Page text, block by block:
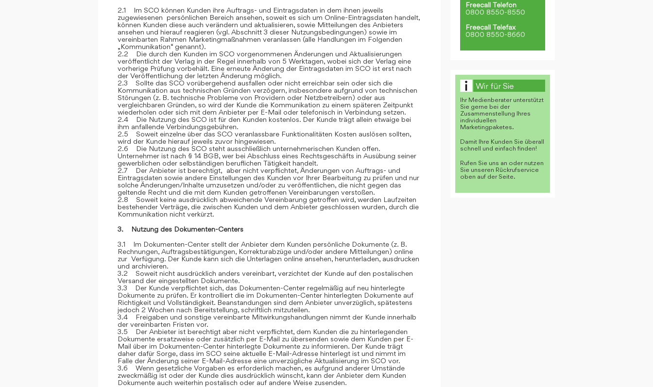
2.1 Im SCO können Kunden ihre Auftrags- und Eintragsdaten in dem ihnen jeweils
zugewiesenen persönlichen Bereich ansehen, soweit es sich um Online-Eintragsdaten handelt,
können Kunden diese auch verändern und aktualisieren, sowie Mitteilungen des Anbieters
ansehen und hierauf reagieren (vgl. Abschnitt 3 dieser Nutzungsbedingungen) sowie im
vereinbarten Rahmen Marketingmaßnahmen veranlassen (alle Handlungen im Folgenden
„Kommunikation“ genannt).
2.2 Die durch den Kunden im SCO vorgenommenen Änderungen und Aktualisierungen
veröffentlicht der Verlag in der Regel innerhalb von 5 Werktagen, wobei sich der Verlag eine
vorherige Prüfung vorbehält. Eine erneute Änderung der Eintragsdaten im SCO ist erst nach
der Veröffentlichung der letzten Änderung möglich.
2.3 Sollte das SCO vorübergehend ausfallen oder nicht erreichbar sein oder sich die
Kommunikation aus technischen Gründen verzögern, insbesondere aufgrund von technischen
Störungen (z. B. technische Probleme von Providern oder Netzbetreibern) oder aus
vergleichbaren Gründen, so wird der Kunde die Kommunikation zu einem späteren Zeitpunkt
wiederholen oder sich mit dem Anbieter per E-Mail oder telefonisch in Verbindung setzen.
2.4 Die Nutzung des SCO ist für den Kunden kostenlos. Der Kunde trägt allein etwaige bei
ihm anfallende Verbindungsgebühren.
2.5 Soweit einzelne über das SCO veranlassbare Funktionalitäten Kosten auslösen sollten,
wird der Kunde hierauf jeweils zuvor hingewiesen.
2.6 Die Nutzung des SCO steht ausschließlich unternehmerischen Kunden offen.
Unternehmer ist nach § 14 BGB, wer bei Abschluss eines Rechtsgeschäfts in Ausübung seiner
gewerblichen oder selbständigen beruflichen Tätigkeit handelt.
2.7 Der Anbieter ist berechtigt, aber nicht verpflichtet, Änderungen von Auftrags- und
Eintragsdaten sowie andere Einstellungen des Kunden vor Ihrer Bearbeitung zu prüfen und nur
solche Änderungen/Inhalte umzusetzen und/oder zu veröffentlichen, die nicht gegen das
geltende Recht und die mit dem Kunden getroffenen Vereinbarungen verstoßen.
2.8 Soweit keine ausdrücklich abweichende Vereinbarung getroffen wird, werden Laufzeiten
bestehender Verträge, die zwischen Kunden und dem Anbieter geschlossen wurden, durch die
Kommunikation nicht verkürzt.
3. Nutzung des Dokumenten-Centers
3.1 Im Dokumenten-Center stellt der Anbieter dem Kunden persönliche Dokumente (z. B.
Rechnungen, Auftragsbestätigungen, Korrekturabzüge und/oder andere Mitteilungen) online
zur Verfügung. Der Kunde kann sich die Unterlagen online ansehen, herunterladen, ausdrucken
und archivieren.
3.2 Soweit nicht ausdrücklich anders vereinbart, verzichtet der Kunde auf den postalischen
Versand der eingestellten Dokumente.
3.3 Der Kunde verpflichtet sich, das Dokumenten-Center regelmäßig auf neu hinterlegte
Dokumente zu prüfen. Er kontrolliert die im Dokumenten-Center hinterlegten Dokumente auf
Richtigkeit und Vollständigkeit. Beanstandungen sind dem Anbieter unverzüglich, spätestens
jedoch 2 Wochen nach Bereitstellung, schriftlich mitzuteilen.
3.4 Freigaben und sonstige vereinbarte Mitwirkungshandlungen nimmt der Kunde innerhalb
der vereinbarten Fristen vor.
3.5 Der Anbieter ist berechtigt aber nicht verpflichtet, dem Kunden die zu hinterlegenden
Dokumente ersatzweise oder zusätzlich per E-Mail zu übersenden sowie dem Kunden per E-
Mail über im Dokumenten-Center hinterlegte Dokumente zu informieren. Der Kunde trägt
daher dafür Sorge, dass im SCO seine aktuelle E-Mail-Adresse hinterlegt ist und nimmt im
Falle der Änderung seiner E-Mail-Adresse eine unverzügliche Aktualisierung im SCO vor.
3.6 Wenn gesetzliche Vorgaben es erforderlich machen, es aufgrund anderer Umstände
zweckmäßig ist oder der Kunde dies ausdrücklich wünscht, kann der Anbieter dem Kunden
Dokumente auch weiterhin postalisch oder auf andere Weise zusenden.
Freecall Telefon
0800 8550-8550
Freecall Telefax
0800 8550-8660
Wir für Sie
Ihr Medienberater unterstützt
Sie gerne bei der
Zusammenstellung Ihres
individuellen
Marketingpaketes.
Damit Ihre Kunden Sie überall
schnell und einfach finden!
Rufen Sie uns an oder nutzen
Sie unseren Rückrufservice
oben auf der Seite.